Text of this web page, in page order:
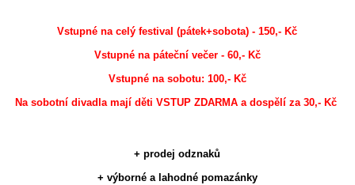
Vstupné na celý festival (pátek+sobota) - 150,- Kč
Vstupné na páteční večer - 60,- Kč
Vstupné na sobotu: 100,- Kč
Na sobotní divadla mají děti VSTUP ZDARMA a dospělí za 30,- Kč
+ prodej odznaků
+ výborné a lahodné pomazánky